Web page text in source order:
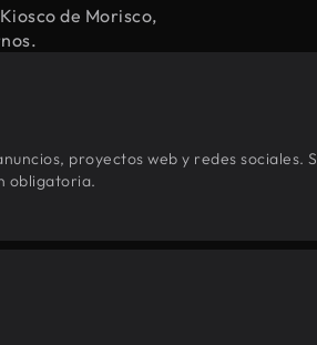
de Morisco,
proyectos web y redes sociales.
obligatoria.